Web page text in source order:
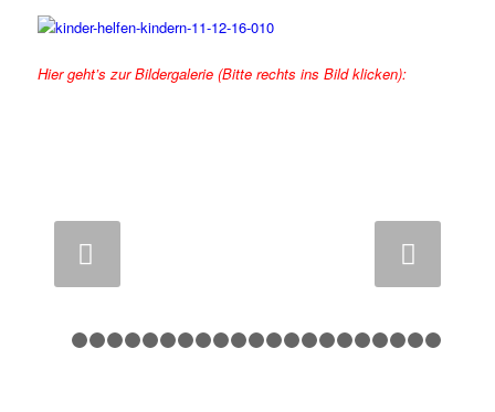
Hier geht’s zur Bildergalerie (Bitte rechts ins Bild klicken):
1 2 3 4 5 6 7 8 9 10111213141516